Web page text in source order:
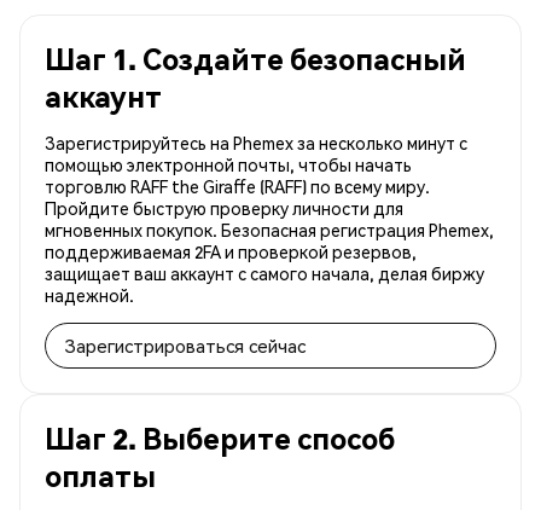
Шаг 1. Создайте безопасный
аккаунт
Зарегистрируйтесь на Phemex за несколько минут с
помощью электронной почты, чтобы начать
торговлю RAFF the Giraffe (RAFF) по всему миру.
Пройдите быструю проверку личности для
мгновенных покупок. Безопасная регистрация Phemex,
поддерживаемая 2FA и проверкой резервов,
защищает ваш аккаунт с самого начала, делая биржу
надежной.
Зарегистрироваться сейчас
Шаг 2. Выберите способ
оплаты